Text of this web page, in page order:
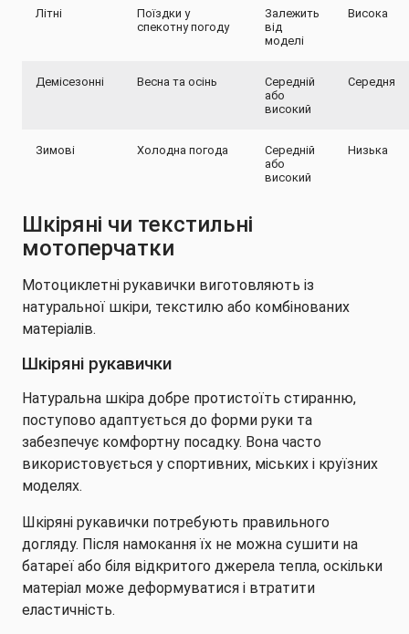
Літні
Поїздки у
спекотну погоду
Залежить
від
моделі
Висока
Демісезонні Весна та осінь
Середній
або
високий
Середня
Зимові Холодна погода
Середній
або
високий
Низька
Шкіряні чи текстильні
мотоперчатки
Мотоциклетні рукавички виготовляють із
натуральної шкіри, текстилю або комбінованих
матеріалів.
Шкіряні рукавички
Натуральна шкіра добре протистоїть стиранню,
поступово адаптується до форми руки та
забезпечує комфортну посадку. Вона часто
використовується у спортивних, міських і круїзних
моделях.
Шкіряні рукавички потребують правильного
догляду. Після намокання їх не можна сушити на
батареї або біля відкритого джерела тепла, оскільки
матеріал може деформуватися і втратити
еластичність.